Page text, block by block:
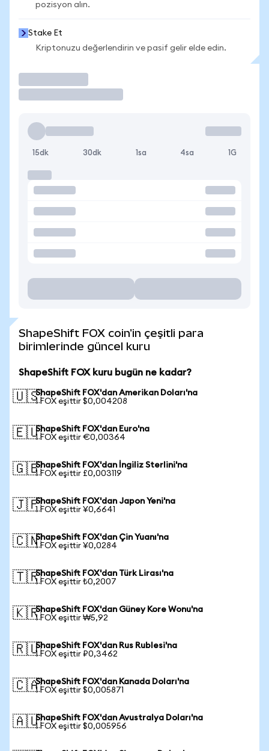
pozisyon alın.
Stake Et
Kriptonuzu değerlendirin ve pasif gelir elde edin.
15dk 30dk 1sa 4sa 1G
ShapeShift FOX coin'in çeşitli para
birimlerinde güncel kuru
ShapeShift FOX kuru bugün ne kadar?
🇺🇸ShapeShift FOX'dan Amerikan Doları'na
1 FOX eşittir $0,004208
🇪🇺ShapeShift FOX'dan Euro'na
1 FOX eşittir €0,00364
🇬🇧ShapeShift FOX'dan İngiliz Sterlini'na
1 FOX eşittir £0,003119
🇯🇵ShapeShift FOX'dan Japon Yeni'na
1 FOX eşittir ¥0,6641
🇨🇳ShapeShift FOX'dan Çin Yuanı'na
1 FOX eşittir ¥0,0284
🇹🇷ShapeShift FOX'dan Türk Lirası'na
1 FOX eşittir ₺0,2007
🇰🇷ShapeShift FOX'dan Güney Kore Wonu'na
1 FOX eşittir ₩5,92
🇷🇺ShapeShift FOX'dan Rus Rublesi'na
1 FOX eşittir ₽0,3462
🇨🇦ShapeShift FOX'dan Kanada Doları'na
1 FOX eşittir $0,005871
🇦🇺ShapeShift FOX'dan Avustralya Doları'na
1 FOX eşittir $0,005956